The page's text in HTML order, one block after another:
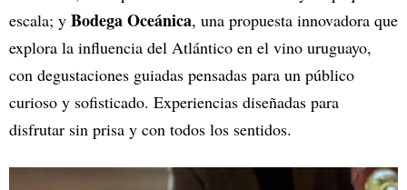
escala; y Bodega Oceánica, una propuesta innovadora que
explora la influencia del Atlántico en el vino uruguayo,
con degustaciones guiadas pensadas para un público
curioso y sofisticado. Experiencias diseñadas para
disfrutar sin prisa y con todos los sentidos.